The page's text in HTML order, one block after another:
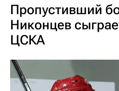
Пропустивший
Никонцев
ЦСКА